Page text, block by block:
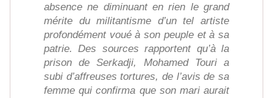
absence ne diminuant en rien le grand
mérite du militantisme d’un tel artiste
profondément voué à son peuple et à sa
patrie. Des sources rapportent qu’à la
prison de Serkadji, Mohamed Touri a
subi d’affreuses tortures, de l’avis de sa
femme qui confirma que son mari aurait